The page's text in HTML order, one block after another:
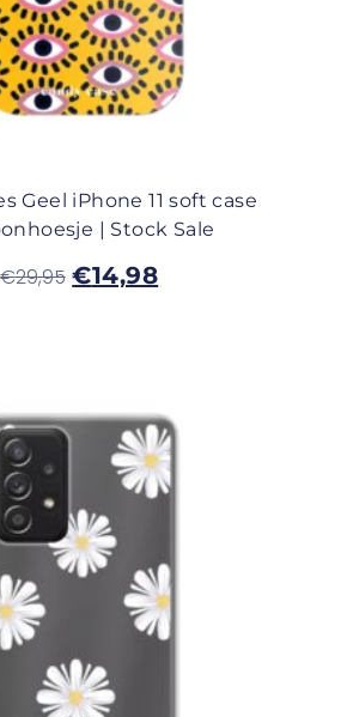
Geel iPhone 11 soft case
| Stock Sale
€29,95 €14,98